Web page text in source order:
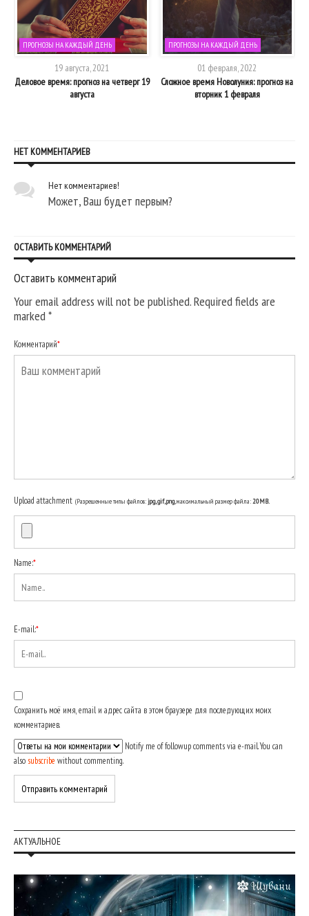
ПРОГНОЗЫ НА КАЖДЫЙ ДЕНЬ
19 августа, 2021
Деловое время: прогноз на четверг 19
августа
ПРОГНОЗЫ НА КАЖДЫЙ ДЕНЬ
01 февраля, 2022
Сложное время Новолуния: прогноз на
вторник 1 февраля
НЕТ КОММЕНТАРИЕВ
Нет комментариев!
Может, Ваш будет первым?
ОСТАВИТЬ КОММЕНТАРИЙ
Оставить комментарий
Your email address will not be published. Required fields are
marked*
Комментарий*
Upload attachment (Разрешенные типы файлов:jpg, gif, png, максимальный размер файла:20MB.
Name:*
E-mail:*
Сохранить моё имя, email и адрес сайта в этом браузере для последующих моих
комментариев.
Notify me of followup comments via e-mail. You can
also subscribe without commenting.
АКТУАЛЬНОЕ